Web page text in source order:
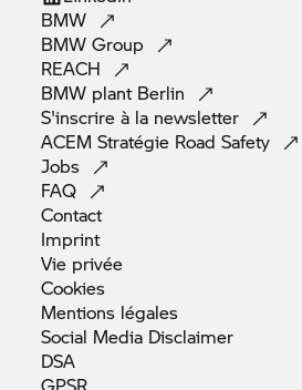
BMW
BMWGroup
REACH
BMW plant Berlin
S'inscrire à la newsletter
ACEM Stratégie RoadSafety
Jobs
FAQ
Contact
Imprint
Vie privée
Cookies
Mentions légales
Social Media Disclaimer
DSA